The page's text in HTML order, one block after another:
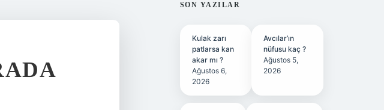
SIDEBAR
SON YAZILAR
Kulak zarı
patlarsa kan
akar mı ?
Ağustos 6,
2026
Avcılar’ın
nüfusu kaç ?
Ağustos 5,
2026